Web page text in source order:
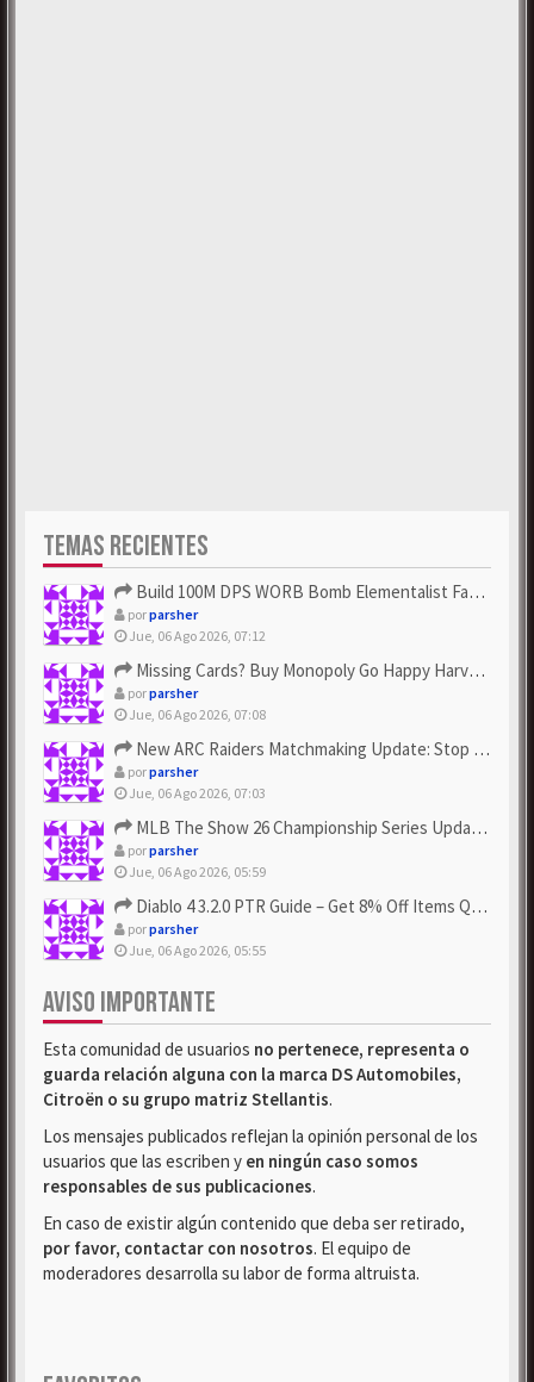
TEMAS RECIENTES
Build 100M DPS WORB Bomb Elementalist Fast - Grab POE Curren...
porparsher
Jue, 06 Ago 2026, 07:12
Missing Cards? Buy Monopoly Go Happy Harvest with Looney Tun...
porparsher
Jue, 06 Ago 2026, 07:08
New ARC Raiders Matchmaking Update: Stop Failed - Grab Bluep...
porparsher
Jue, 06 Ago 2026, 07:03
MLB The Show 26 Championship Series Update! Get Cheap & ...
porparsher
Jue, 06 Ago 2026, 05:59
Diablo 4 3.2.0 PTR Guide – Get 8% Off Items Quickly to Test ...
porparsher
Jue, 06 Ago 2026, 05:55
AVISO IMPORTANTE
Esta comunidad de usuarios no pertenece, representa o
guarda relación alguna con la marca DS Automobiles,
Citroën o su grupo matriz Stellantis.
Los mensajes publicados reflejan la opinión personal de los
usuarios que las escriben y en ningún caso somos
responsables de sus publicaciones.
En caso de existir algún contenido que deba ser retirado,
por favor, contactar con nosotros. El equipo de
moderadores desarrolla su labor de forma altruista.